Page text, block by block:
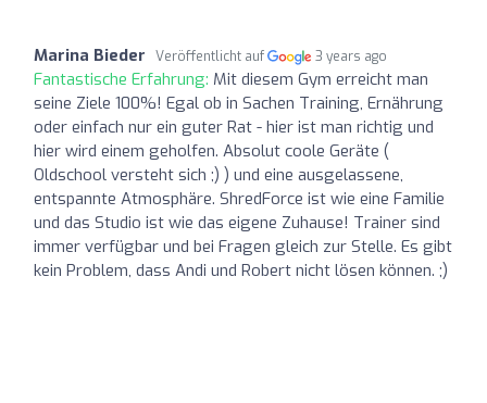
Marina Bieder Veröffentlicht auf 3 years ago
Fantastische Erfahrung: Mit diesem Gym erreicht man
seine Ziele 100%! Egal ob in Sachen Training, Ernährung
oder einfach nur ein guter Rat - hier ist man richtig und
hier wird einem geholfen. Absolut coole Geräte (
Oldschool versteht sich ;) ) und eine ausgelassene,
entspannte Atmosphäre. ShredForce ist wie eine Familie
und das Studio ist wie das eigene Zuhause! Trainer sind
immer verfügbar und bei Fragen gleich zur Stelle. Es gibt
kein Problem, dass Andi und Robert nicht lösen können. ;)